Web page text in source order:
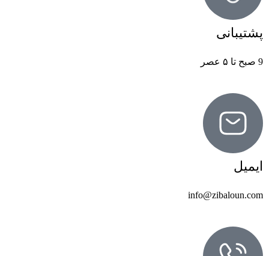
پشتیبانی
9 صبح تا ۵ عصر
ایمیل
info@zibaloun.com